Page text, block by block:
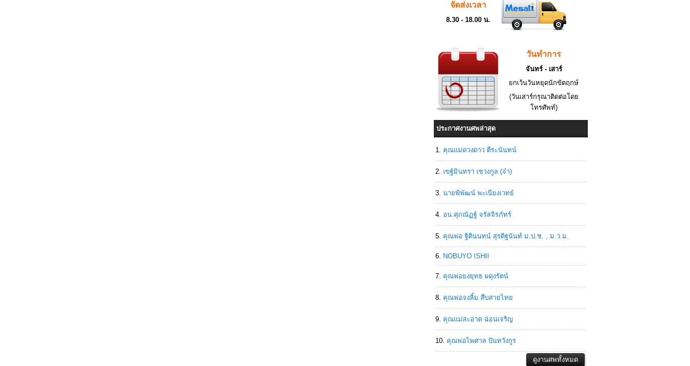
จัดส่งเวลา
8.30 - 18.00 น.
วันทำการ
จันทร์ - เสาร์
ยกเว้นวันหยุดนักขัตฤกษ์
(วันเสาร์กรุณาติดต่อโดย
โทรศัพท์)
ประกาศงานศพล่าสุด
คุณแม่ดวงดาว ตีระนันทน์
เขฐ์มินทรา เชวงกูล (จ๋า)
นายพิพัฒน์ พะเนียงเวทย์
อน.ศุภณัฏฐ์ จรัสจิรภัทร์
คุณพ่อ ฐิตินนทน์ สุรดิฐนันท์ ม.ป.ช. , ม.ว.ม.
NOBUYO ISHII
คุณพ่อยงยุทธ ผดุงรัตน์
คุณพ่อจงลิ้ม สืบสายไทย
คุณแม่สะอาด ฉ่อนเจริญ
คุณพ่อไพศาล ปันทวังกูร